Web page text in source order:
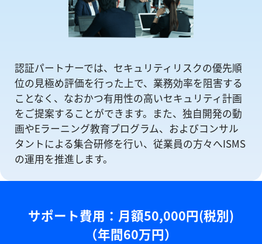
認証パートナーでは、セキュリティリスクの優先順
位の⾒極め評価を⾏った上で、業務効率を阻害する
ことなく、なおかつ有⽤性の⾼いセキュリティ計画
をご提案することができます。また、独自開発の動
画やEラーニング教育プログラム、およびコンサル
タントによる集合研修を⾏い、従業員の方々へISMS
の運⽤を推進します。
サポート費用：⽉額50,000円(税別)
（年間60万円）